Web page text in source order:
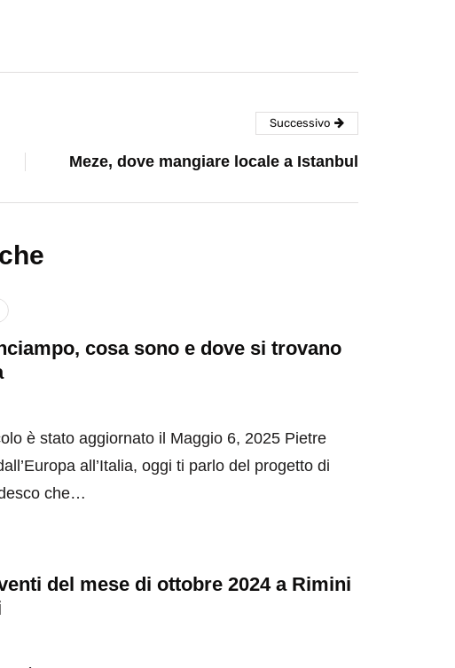
Successivo
Meze, dove mangiare locale a Istanbul
cosa sono e dove si trovano
è stato aggiornato il Maggio 6, 2025 Pietre
all’Italia, oggi ti parlo del progetto di
che…
del mese di ottobre 2024 a Rimini